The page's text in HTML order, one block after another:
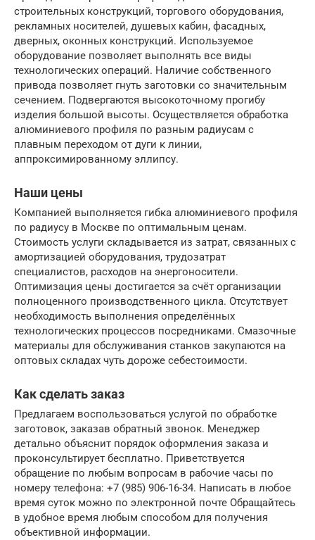
строительных конструкций, торгового оборудования,
рекламных носителей, душевых кабин, фасадных,
дверных, оконных конструкций. Используемое
оборудование позволяет выполнять все виды
технологических операций. Наличие собственного
привода позволяет гнуть заготовки со значительным
сечением. Подвергаются высокоточному прогибу
изделия большой высоты. Осуществляется обработка
алюминиевого профиля по разным радиусам с
плавным переходом от дуги к линии,
аппроксимированному эллипсу.
Наши цены
Компанией выполняется гибка алюминиевого профиля
по радиусу в Москве по оптимальным ценам.
Стоимость услуги складывается из затрат, связанных с
амортизацией оборудования, трудозатрат
специалистов, расходов на энергоносители.
Оптимизация цены достигается за счёт организации
полноценного производственного цикла. Отсутствует
необходимость выполнения определённых
технологических процессов посредниками. Смазочные
материалы для обслуживания станков закупаются на
оптовых складах чуть дороже себестоимости.
Как сделать заказ
Предлагаем воспользоваться услугой по обработке
заготовок, заказав обратный звонок. Менеджер
детально объяснит порядок оформления заказа и
проконсультирует бесплатно. Приветствуется
обращение по любым вопросам в рабочие часы по
номеру телефона: +7 (985) 906-16-34. Написать в любое
время суток можно по электронной почте Обращайтесь
в удобное время любым способом для получения
объективной информации.